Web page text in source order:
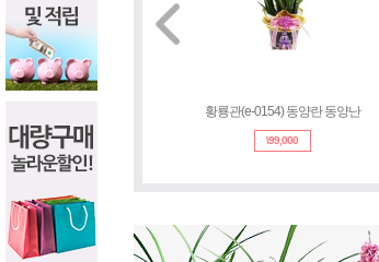
황룡관(e-0154) 동양란 동양난
\99,000